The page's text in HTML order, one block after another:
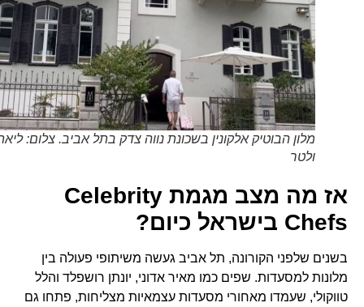
מלון הבוטיק אלקונין בשכונת נווה צדק בתל אביב. צלום: ליאת
ולטר
אז מה מצב מגמת Celebrity
Chefs בישראל כיום?
בשנים שלפני הקורונה, תל אביב געשה משיתופי פעולה בין
מלונות למסעדות. שפים כמו מאיר אדוני, יונתן רושפלד והלל
טווקולי, שעמדו מאחורי מסעדות עצמאיות מצליחות, פתחו גם